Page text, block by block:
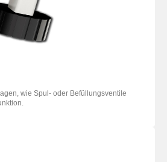
wie Spul- oder Befüllungsventile